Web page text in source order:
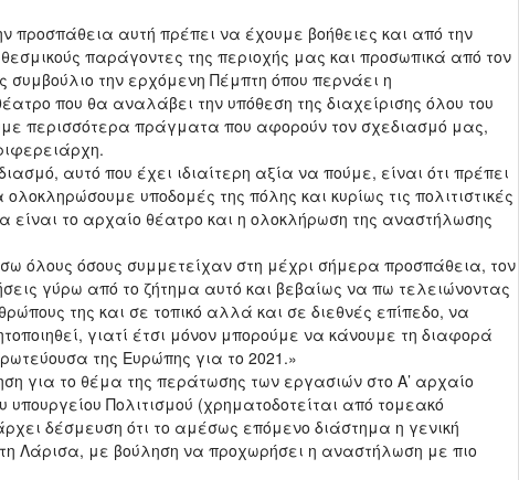
προσπάθεια αυτή πρέπει να έχουμε βοήθειες και από την
παράγοντες της περιοχής μας και προσωπικά από τον
συμβούλιο την ερχόμενη Πέμπτη όπου περνάει η
που θα αναλάβει την υπόθεση της διαχείρισης όλου του
περισσότερα πράγματα που αφορούν τον σχεδιασμό μας,
αυτό που έχει ιδιαίτερη αξία να πούμε, είναι ότι πρέπει
υποδομές της πόλης και κυρίως τις πολιτιστικές
είναι το αρχαίο θέατρο και η ολοκλήρωση της αναστήλωσης
όλους όσους συμμετείχαν στη μέχρι σήμερα προσπάθεια, τον
γύρω από το ζήτημα αυτό και βεβαίως να πω τελειώνοντας
της και σε τοπικό αλλά και σε διεθνές επίπεδο, να
γιατί έτσι μόνον μπορούμε να κάνουμε τη διαφορά
της Ευρώπης για το 2021.»
για το θέμα της περάτωσης των εργασιών στο Α’ αρχαίο
Πολιτισμού (χρηματοδοτείται από τομεακό
δέσμευση ότι το αμέσως επόμενο διάστημα η γενική
Λάρισα, με βούληση να προχωρήσει η αναστήλωση με πιο